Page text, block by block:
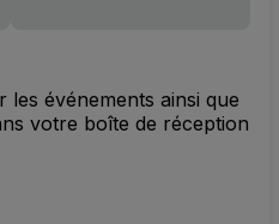
les événements ainsi que
votre boîte de réception